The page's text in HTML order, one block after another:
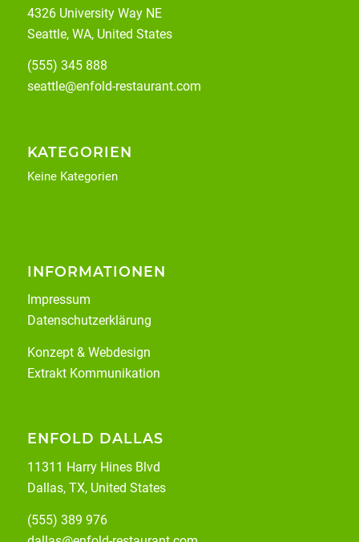
4326 University Way NE
Seattle, WA, United States
(555) 345 888
seattle@enfold-restaurant.com
KATEGORIEN
Keine Kategorien
INFORMATIONEN
Impressum
Datenschutzerklärung
Konzept & Webdesign
Extrakt Kommunikation
ENFOLD DALLAS
11311 Harry Hines Blvd
Dallas, TX, United States
(555) 389 976